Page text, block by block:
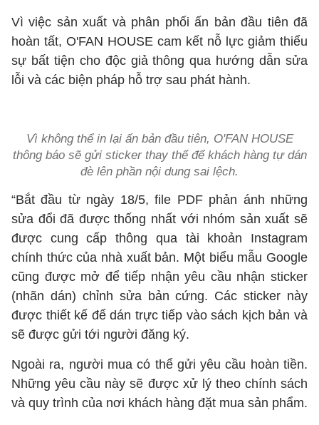
Vì việc sản xuất và phân phối ấn bản đầu tiên đã
hoàn tất, O'FAN HOUSE cam kết nỗ lực giảm thiểu
sự bất tiện cho độc giả thông qua hướng dẫn sửa
lỗi và các biện pháp hỗ trợ sau phát hành.
Vì không thể in lại ấn bản đầu tiên, O'FAN HOUSE
thông báo sẽ gửi sticker thay thế để khách hàng tự dán
đè lên phần nội dung sai lệch.
“Bắt đầu từ ngày 18/5, file PDF phản ánh những
sửa đổi đã được thống nhất với nhóm sản xuất sẽ
được cung cấp thông qua tài khoản Instagram
chính thức của nhà xuất bản. Một biểu mẫu Google
cũng được mở để tiếp nhận yêu cầu nhận sticker
(nhãn dán) chỉnh sửa bản cứng. Các sticker này
được thiết kế để dán trực tiếp vào sách kịch bản và
sẽ được gửi tới người đăng ký.
Ngoài ra, người mua có thể gửi yêu cầu hoàn tiền.
Những yêu cầu này sẽ được xử lý theo chính sách
và quy trình của nơi khách hàng đặt mua sản phẩm.